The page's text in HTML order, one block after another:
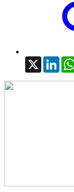
X